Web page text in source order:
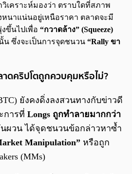
วิเคราะห์มองว่า ตราบใดที่สภาพ
หนาแน่นอยู่เหนือราคา ตลาดจะมี
ขึ้นไปเพื่อ “กวาดล้าง” (Squeeze)
น ซึ่งจะเป็นการจุดชนวน “Rally ขา
ดคริปโตถูกควบคุมหรือไม่?
ยังคงดิ่งลงสวนทางกับข่าวดี
การที่ Longs ถูกทำลายมากกว่า
ผวน ได้จุดชนวนข้อกล่าวหาซ้ำ
Manipulation” หรือถูก
(MMs)